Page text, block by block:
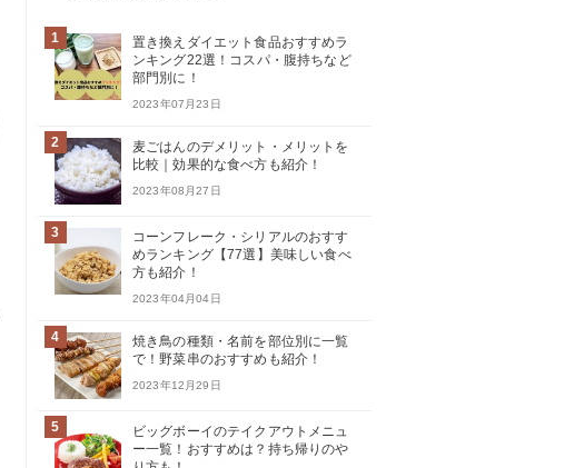
1
置き換えダイエット食品おすすめラ
ンキング22選！コスパ・腹持ちなど
部門別に！
2023年07月23日
2
麦ごはんのデメリット・メリットを
比較｜効果的な食べ方も紹介！
2023年08月27日
3
コーンフレーク・シリアルのおすす
めランキング【77選】美味しい食べ
方も紹介！
2023年04月04日
4
焼き鳥の種類・名前を部位別に一覧
で！野菜串のおすすめも紹介！
2023年12月29日
5
ビッグボーイのテイクアウトメニュ
ー一覧！おすすめは？持ち帰りのや